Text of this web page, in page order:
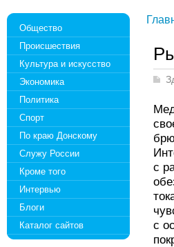
Общество
Происшествия
Культура и искусство
Экономика
Политика
Спорт
По краю Донскому
Служу России
Кроме того
Интервью
Блоги
Каталог сайтов
с
с